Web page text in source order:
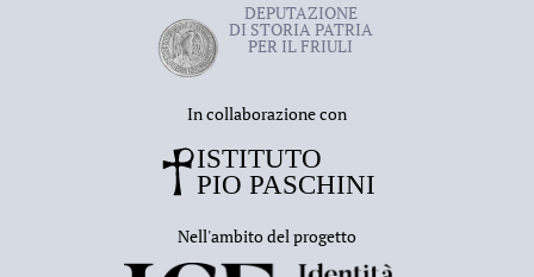
DEPUTAZIONE
DI STORIA PATRIA
PER IL FRIULI
In collaborazione con
Nell'ambito del progetto